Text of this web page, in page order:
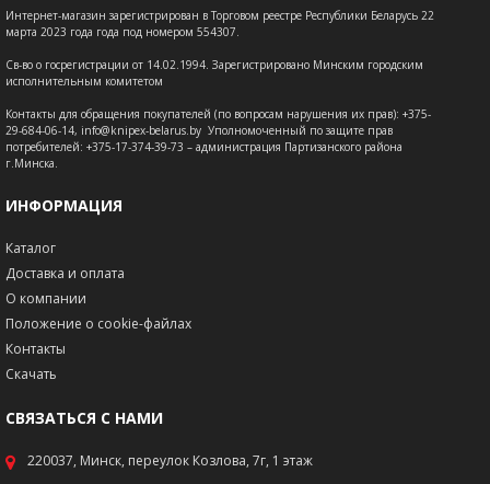
Интернет-магазин зарегистрирован в Торговом реестре Республики Беларусь 22
марта 2023 года года под номером 554307.
Св-во о госрегистрации от 14.02.1994. Зарегистрировано Минским городским
исполнительным комитетом
Контакты для обращения покупателей (по вопросам нарушения их прав): +375-
29-684-06-14, info@knipex-belarus.by Уполномоченный по защите прав
потребителей: +375-17-374-39-73 – администрация Партизанского района
г.Минска.
ИНФОРМАЦИЯ
Каталог
Доставка и оплата
О компании
Положение о cookie-файлах
Контакты
Скачать
СВЯЗАТЬСЯ С НАМИ
220037, Минск, переулок Козлова, 7г, 1 этаж